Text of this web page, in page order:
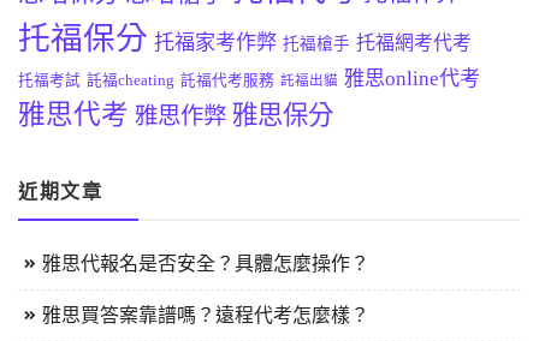
托福保分 托福家考作弊 托福槍手 托福網考代考
托福考試 託福cheating 託福代考服務 託福出貓 雅思online代考
雅思代考 雅思作弊 雅思保分
近期文章
雅思代報名是否安全？具體怎麼操作？
雅思買答案靠譜嗎？遠程代考怎麼樣？